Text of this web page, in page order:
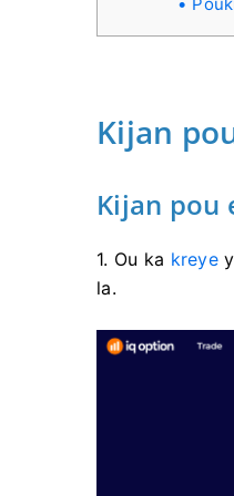
Kijan
Kijan pou
1. Ou ka kreye
la.